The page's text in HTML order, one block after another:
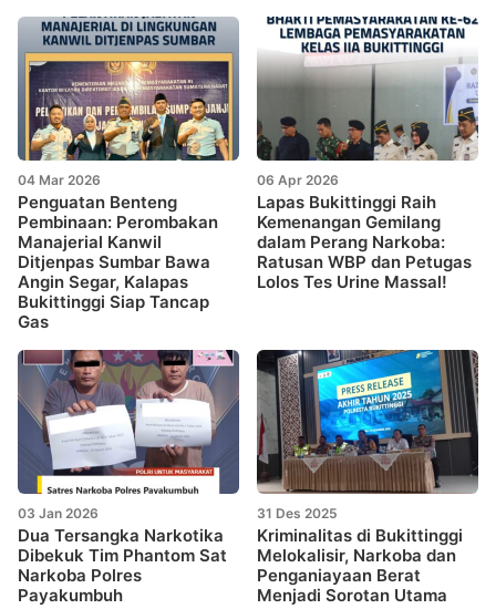
04 Mar 2026
Penguatan Benteng
Pembinaan: Perombakan
Manajerial Kanwil
Ditjenpas Sumbar Bawa
Angin Segar, Kalapas
Bukittinggi Siap Tancap
Gas
06 Apr 2026
Lapas Bukittinggi Raih
Kemenangan Gemilang
dalam Perang Narkoba:
Ratusan WBP dan Petugas
Lolos Tes Urine Massal!
03 Jan 2026
Dua Tersangka Narkotika
Dibekuk Tim Phantom Sat
Narkoba Polres
Payakumbuh
31 Des 2025
Kriminalitas di Bukittinggi
Melokalisir, Narkoba dan
Penganiayaan Berat
Menjadi Sorotan Utama